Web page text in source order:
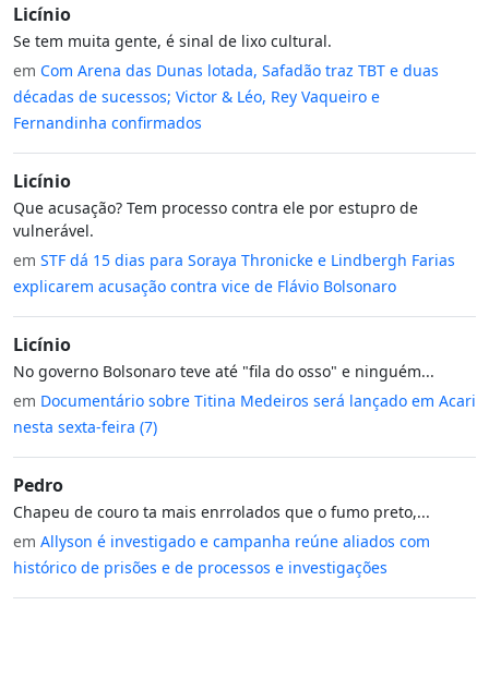
Licínio
Se tem muita gente, é sinal de lixo cultural.
em Com Arena das Dunas lotada, Safadão traz TBT e duas
décadas de sucessos; Victor & Léo, Rey Vaqueiro e
Fernandinha confirmados
Licínio
Que acusação? Tem processo contra ele por estupro de
vulnerável.
em STF dá 15 dias para Soraya Thronicke e Lindbergh Farias
explicarem acusação contra vice de Flávio Bolsonaro
Licínio
No governo Bolsonaro teve até "fila do osso" e ninguém...
em Documentário sobre Titina Medeiros será lançado em Acari
nesta sexta-feira (7)
Pedro
Chapeu de couro ta mais enrrolados que o fumo preto,...
em Allyson é investigado e campanha reúne aliados com
histórico de prisões e de processos e investigações